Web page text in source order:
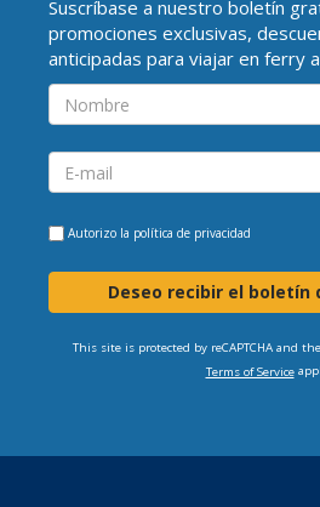
Suscríbase a nuestro boletín
promociones exclusivas,
anticipadas para viajar en ferry
Autorizo la política de privacidad
Deseo recibir el boletín
This site is protected by reCAPTCHA and the
Terms of Service